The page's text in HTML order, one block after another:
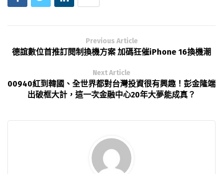
Previous Article
德誼數位首推訂閱制換機方案 加碼狂催iPhone 16換機潮
Next Article
00940紅到韓國、全世界都對台灣投資很有興趣！彭金隆端
出破框大計，這一次金融中心20年大夢能成真？